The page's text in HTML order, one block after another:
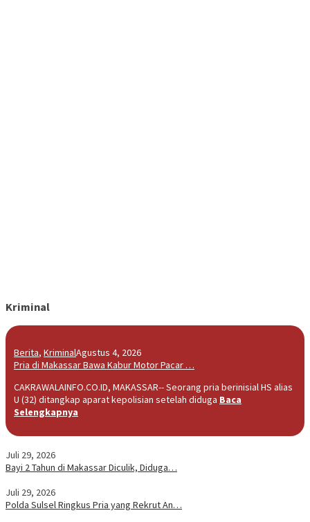
Kriminal
Berita, KriminalAgustus 4, 2026
Pria di Makassar Bawa Kabur Motor Pacar …
CAKRAWALAINFO.CO.ID, MAKASSAR-- Seorang pria berinisial HS alias
U (32) ditangkap aparat kepolisian setelah diduga Baca
Selengkapnya
Juli 29, 2026
Bayi 2 Tahun di Makassar Diculik, Diduga…
Juli 29, 2026
Polda Sulsel Ringkus Pria yang Rekrut An…